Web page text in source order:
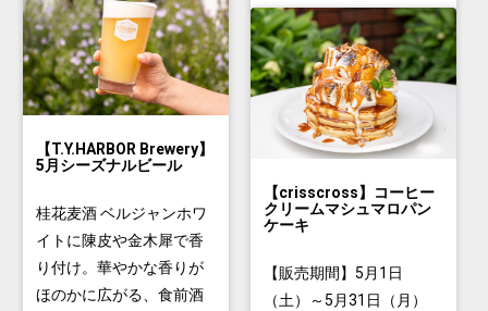
【T.Y.HARBOR Brewery】
5月シーズナルビール
桂花麦酒 ベルジャンホワ
イトに陳皮や金木犀で香
り付け。華やかな香りが
ほのかに広がる、食前酒
【crisscross】コーヒー
クリームマシュマロパン
ケーキ
【販売期間】5月1日
（土）～5月31日（月）